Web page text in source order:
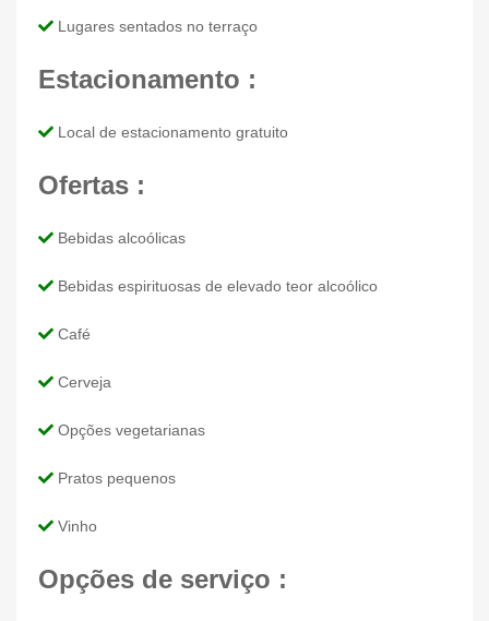
Lugares sentados no terraço
Estacionamento :
Local de estacionamento gratuito
Ofertas :
Bebidas alcoólicas
Bebidas espirituosas de elevado teor alcoólico
Café
Cerveja
Opções vegetarianas
Pratos pequenos
Vinho
Opções de serviço :